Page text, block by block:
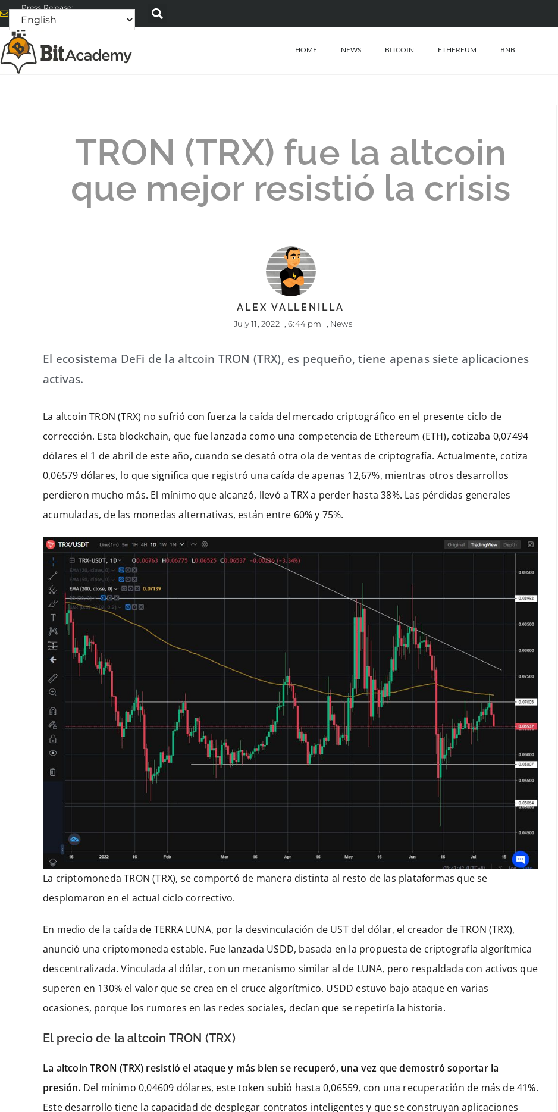
Press Release:
alex@bitacademyweb.com
HOME NEWS BITCOIN ETHEREUM BNB
TRON (TRX) fue la altcoin
que mejor resistió la crisis
ALEX VALLENILLA
July 11, 2022 6:44 pm News
El ecosistema DeFi de la altcoin TRON (TRX), es pequeño, tiene apenas siete aplicaciones
activas.
La altcoin TRON (TRX) no sufrió con fuerza la caída del mercado criptográfico en el presente ciclo de
corrección. Esta blockchain, que fue lanzada como una competencia de Ethereum (ETH), cotizaba 0,07494
dólares el 1 de abril de este año, cuando se desató otra ola de ventas de criptografía. Actualmente, cotiza
0,06579 dólares, lo que significa que registró una caída de apenas 12,67%, mientras otros desarrollos
perdieron mucho más. El mínimo que alcanzó, llevó a TRX a perder hasta 38%. Las pérdidas generales
acumuladas, de las monedas alternativas, están entre 60% y 75%.
La criptomoneda TRON (TRX), se comportó de manera distinta al resto de las plataformas que se
desplomaron en el actual ciclo correctivo.
En medio de la caída de TERRA LUNA, por la desvinculación de UST del dólar, el creador de TRON (TRX),
anunció una criptomoneda estable. Fue lanzada USDD, basada en la propuesta de criptografía algorítmica
descentralizada. Vinculada al dólar, con un mecanismo similar al de LUNA, pero respaldada con activos que
superen en 130% el valor que se crea en el cruce algorítmico. USDD estuvo bajo ataque en varias
ocasiones, porque los rumores en las redes sociales, decían que se repetiría la historia.
El precio de la altcoin TRON (TRX)
La altcoin TRON (TRX) resistió el ataque y más bien se recuperó, una vez que demostró soportar la
presión. Del mínimo 0,04609 dólares, este token subió hasta 0,06559, con una recuperación de más de 41%.
Este desarrollo tiene la capacidad de desplegar contratos inteligentes y que se construyan aplicaciones